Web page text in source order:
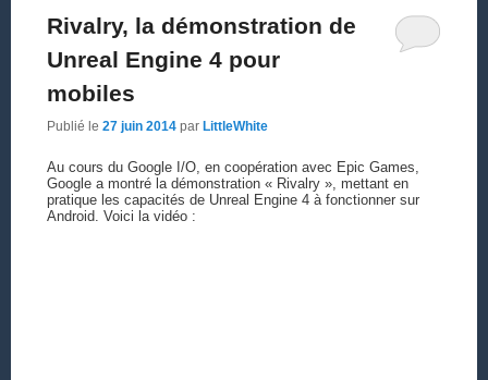
Rivalry, la démonstration de
Unreal Engine 4 pour
mobiles
Publié le 27 juin 2014 par LittleWhite
Au cours du Google I/O, en coopération avec Epic Games,
Google a montré la démonstration « Rivalry », mettant en
pratique les capacités de Unreal Engine 4 à fonctionner sur
Android. Voici la vidéo :